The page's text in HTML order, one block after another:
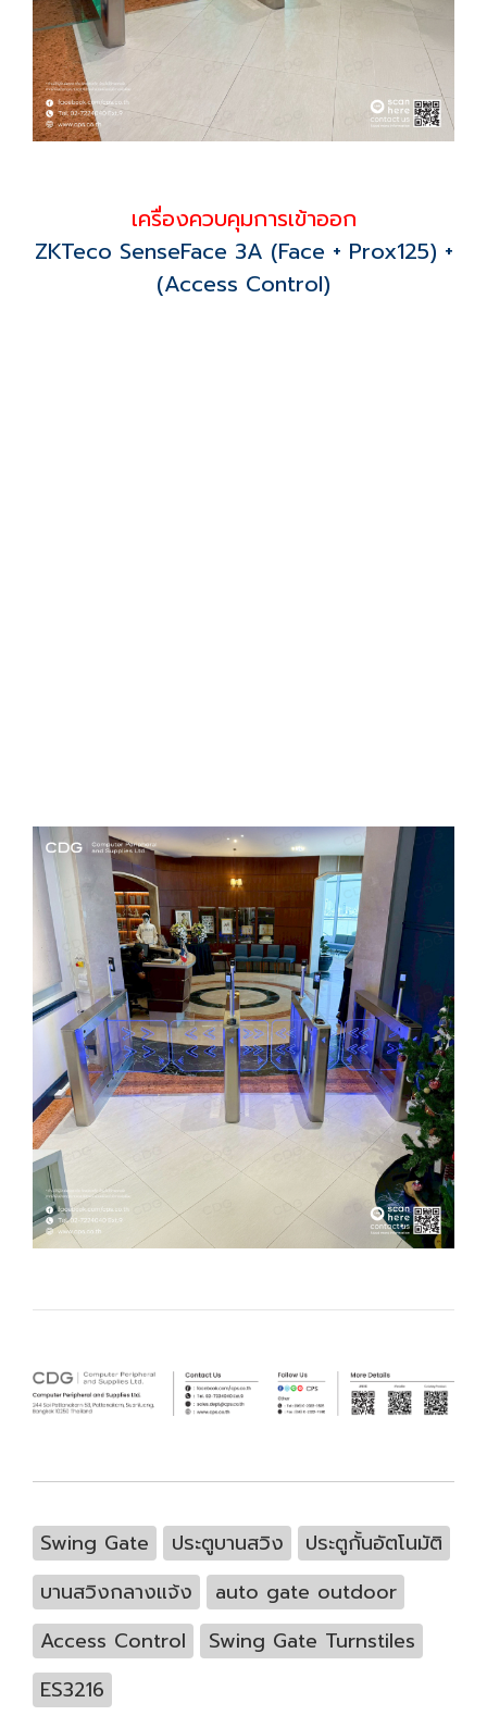
เครื่องควบคุมการเข้าออก
ZKTeco SenseFace 3A (Face + Prox125) +
(Access Control)
Swing Gate ประตูบานสวิง
ประตูกั้นอัตโนมัติ
บานสวิงกลางแจ้ง
auto gate outdoor
Access Control
Swing Gate Turnstiles
ES3216